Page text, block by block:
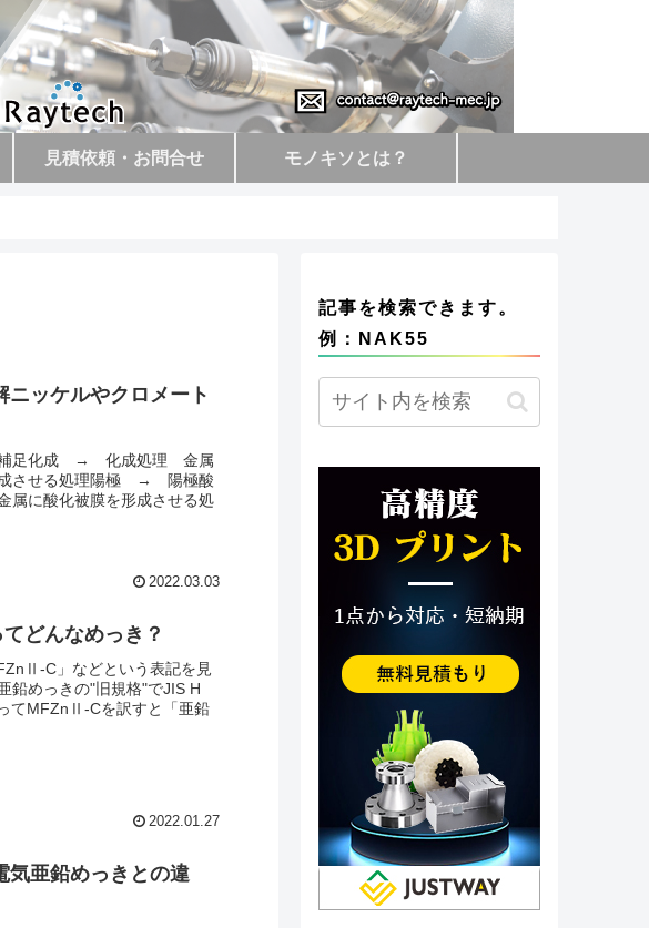
見積依頼・お問合せ モノキソとは？
ニッケルやクロメート
補足化成 → 化成処理 金属
成させる処理陽極 → 陽極酸
属に酸化被膜を形成させる処
2022.03.03
どんなめっき？
C」などという表記を見
鉛めっきの"旧規格"でJIS H
てMFZnⅡ-Cを訳すと「亜鉛
2022.01.27
気亜鉛めっきとの違
記事を検索できます。
例：NAK55